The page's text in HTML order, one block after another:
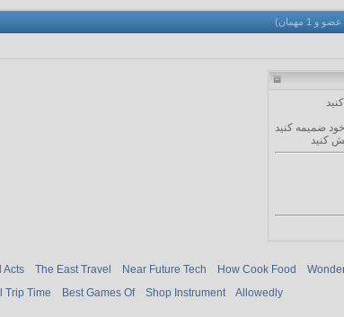
ضمیمه کنید
کنید
Acts The East Travel Near Future Tech How Cook Food
Trip Time Best Games Of Shop Instrument Allowedly